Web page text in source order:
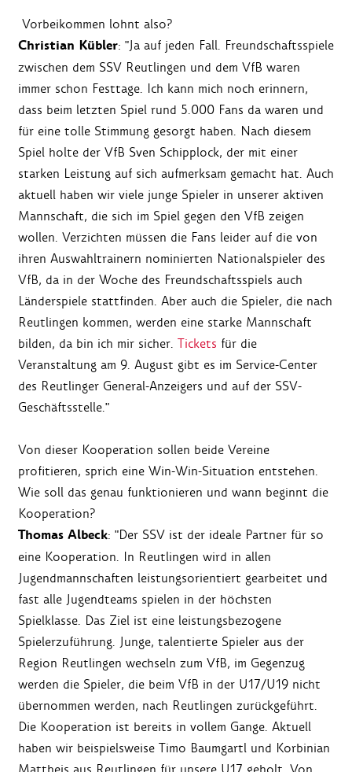
Vorbeikommen lohnt also?
Christian Kübler: "Ja auf jeden Fall. Freundschaftsspiele
zwischen dem SSV Reutlingen und dem VfB waren
immer schon Festtage. Ich kann mich noch erinnern,
dass beim letzten Spiel rund 5.000 Fans da waren und
für eine tolle Stimmung gesorgt haben. Nach diesem
Spiel holte der VfB Sven Schipplock, der mit einer
starken Leistung auf sich aufmerksam gemacht hat. Auch
aktuell haben wir viele junge Spieler in unserer aktiven
Mannschaft, die sich im Spiel gegen den VfB zeigen
wollen. Verzichten müssen die Fans leider auf die von
ihren Auswahltrainern nominierten Nationalspieler des
VfB, da in der Woche des Freundschaftsspiels auch
Länderspiele stattfinden. Aber auch die Spieler, die nach
Reutlingen kommen, werden eine starke Mannschaft
bilden, da bin ich mir sicher. Tickets für die
Veranstaltung am 9. August gibt es im Service-Center
des Reutlinger General-Anzeigers und auf der SSV-
Geschäftsstelle."
Von dieser Kooperation sollen beide Vereine
profitieren, sprich eine Win-Win-Situation entstehen.
Wie soll das genau funktionieren und wann beginnt die
Kooperation?
Thomas Albeck: "Der SSV ist der ideale Partner für so
eine Kooperation. In Reutlingen wird in allen
Jugendmannschaften leistungsorientiert gearbeitet und
fast alle Jugendteams spielen in der höchsten
Spielklasse. Das Ziel ist eine leistungsbezogene
Spielerzuführung. Junge, talentierte Spieler aus der
Region Reutlingen wechseln zum VfB, im Gegenzug
werden die Spieler, die beim VfB in der U17/U19 nicht
übernommen werden, nach Reutlingen zurückgeführt.
Die Kooperation ist bereits in vollem Gange. Aktuell
haben wir beispielsweise Timo Baumgartl und Korbinian